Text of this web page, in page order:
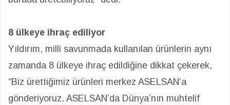
8 ülkeye ihraç ediliyor
Yıldırım, milli savunmada kullanılan ürünlerin aynı
zamanda 8 ülkeye ihraç edildiğine dikkat çekerek,
“Biz ürettiğimiz ürünleri merkez ASELSAN’a
gönderiyoruz. ASELSAN’da Dünya’nın muhtelif